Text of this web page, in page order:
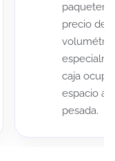
precio de
caja
espacio
pesada.